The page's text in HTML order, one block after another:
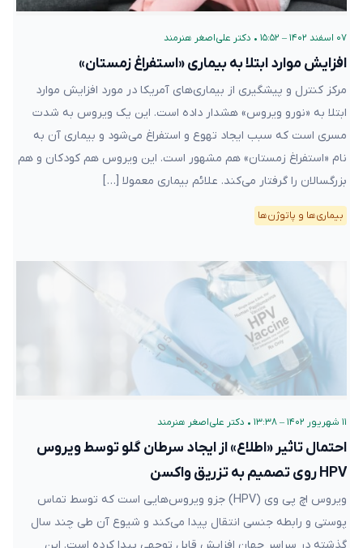
۰۷ اسفند ۱۴۰۲ – ۱۵:۵۲ • دکتر علی‌اصغر هنرمند
افزایش موارد ابتلا به بیماری «استفراغ زمستان»
مرکز کنترل و پیشگیری‌ از بیماری‌های آمریکا در مورد افزایش موارد
ابتلا به «نورو ویروس» هشدار داده است. این یک ویروس به شدت
مسری است که سبب ایجاد تهوع و استفراغ می‌شود و بیماری آن به
نام «استفراغ زمستان» هم مشهور است. این ویروس هم کودکان و هم
بزرگسالان را گرفتار می‌کند. علائم بیماری معمولا […]
بیماری‌ها و پاتوژن‌ها
۱۱ شهریور ۱۴۰۲ – ۱۳:۳۸ • دکتر علی‌اصغر هنرمند
احتمال تاثیر «اطلاع» از ایجاد سرطان گلو توسط ویروس
HPV روی تصمیم به تزریق واکسن
ویروس اچ پی وی (HPV) جزو ویروس‌هایی است که توسط تماس
پوستی و رابطه جنسی انتقال پیدا می‌کند و شیوع آن طی چند سال